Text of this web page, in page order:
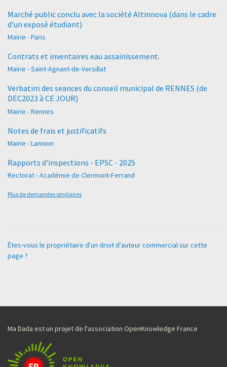
Marché public conclu avec la société Altinnova (dans le cadre
d'un exposé étudiant)
Mairie - Paris
Contrats et inventaires eau assainissement.
Mairie - Saint-Agnant-de-Versillat
Verbatim des seances du conseil municipal de RENNES (de
DEC2023 à CE JOUR)
Mairie - Rennes
Notes de frais et justificatifs
Mairie - Lannion
Rapports d'inspections - EPSC - 2025
Rectorat - Académie de Clermont-Ferrand
Plus de demandes similaires
Êtes-vous le propriétaire d'un droit d'auteur commercial sur cette
page ?
Ma Dada est un projet de l'association OpenKnowledge France